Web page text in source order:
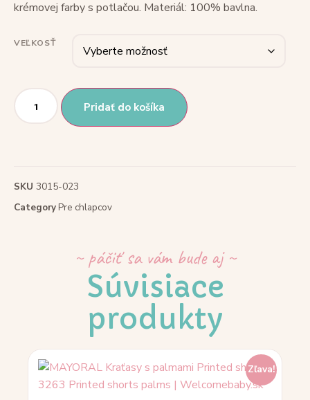
krémovej farby s potlačou. Materiál: 100% bavlna.
VEĽKOSŤ
Pridať do košíka
SKU 3015-023
CategoryPre chlapcov
~ páčiť sa vám bude aj ~
Súvisiace
produkty
Zľava!